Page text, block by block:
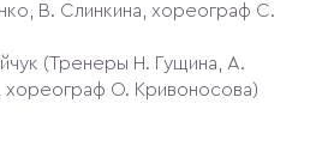
В. Слинкина, хореограф С.
(Тренеры Н. Гущина, А.
хореограф О. Кривоносова)